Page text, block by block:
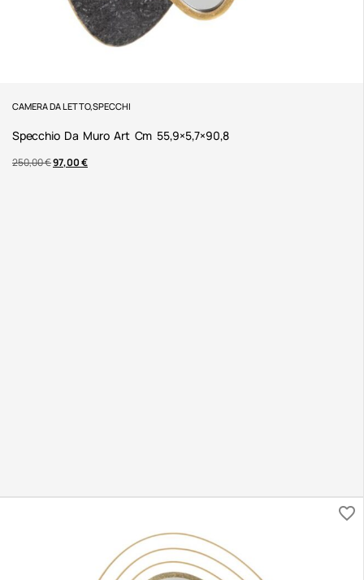
CAMERA DA LETTO,SPECCHI
Specchio Da Muro Art Cm 55,9×5,7×90,8
250,00€97,00€